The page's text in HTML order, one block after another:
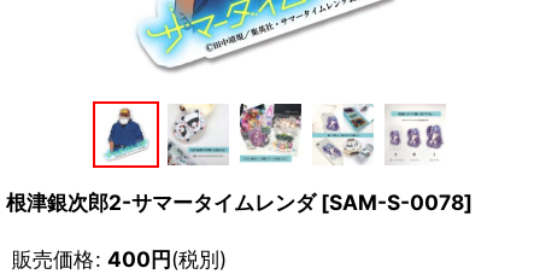
根津銀次郎2-サマータイムレンダ [SAM-S-0078]
販売価格: 400円(税別)